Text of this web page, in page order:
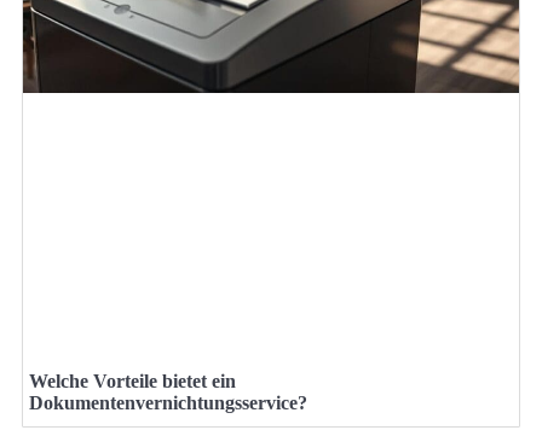
Welche Vorteile bietet ein
Dokumentenvernichtungsservice?